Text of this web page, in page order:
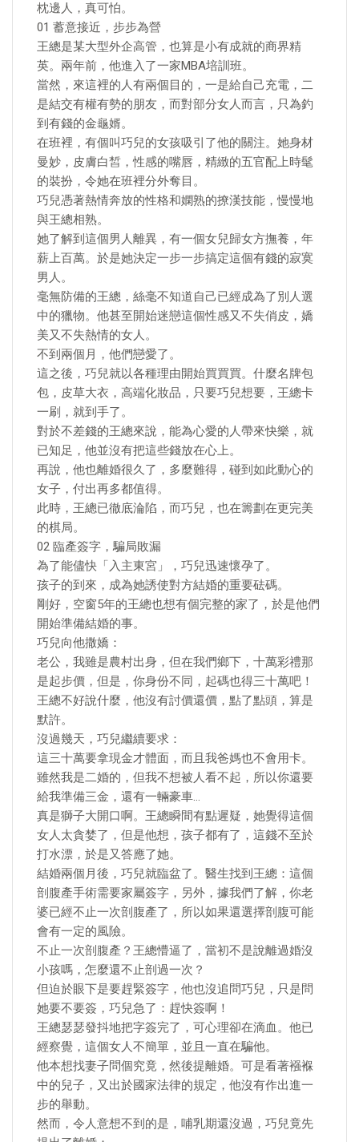
枕邊人，真可怕。
01 蓄意接近，步步為營
王總是某大型外企高管，也算是小有成就的商界精
英。兩年前，他進入了一家MBA培訓班。
當然，來這裡的人有兩個目的，一是給自己充電，二
是結交有權有勢的朋友，而對部分女人而言，只為釣
到有錢的金龜婿。
在班裡，有個叫巧兒的女孩吸引了他的關注。她身材
曼妙，皮膚白皙，性感的嘴唇，精緻的五官配上時髦
的裝扮，令她在班裡分外奪目。
巧兒憑著熱情奔放的性格和嫻熟的撩漢技能，慢慢地
與王總相熟。
她了解到這個男人離異，有一個女兒歸女方撫養，年
薪上百萬。於是她決定一步一步搞定這個有錢的寂寞
男人。
毫無防備的王總，絲毫不知道自己已經成為了別人選
中的獵物。他甚至開始迷戀這個性感又不失俏皮，嬌
美又不失熱情的女人。
不到兩個月，他們戀愛了。
這之後，巧兒就以各種理由開始買買買。什麼名牌包
包，皮草大衣，高端化妝品，只要巧兒想要，王總卡
一刷，就到手了。
對於不差錢的王總來說，能為心愛的人帶來快樂，就
已知足，他並沒有把這些錢放在心上。
再說，他也離婚很久了，多麼難得，碰到如此動心的
女子，付出再多都值得。
此時，王總已徹底淪陷，而巧兒，也在籌劃在更完美
的棋局。
02 臨產簽字，騙局敗漏
為了能儘快「入主東宮」，巧兒迅速懷孕了。
孩子的到來，成為她誘使對方結婚的重要砝碼。
剛好，空窗5年的王總也想有個完整的家了，於是他們
開始準備結婚的事。
巧兒向他撒嬌：
老公，我雖是農村出身，但在我們鄉下，十萬彩禮那
是起步價，但是，你身份不同，起碼也得三十萬吧！
王總不好說什麼，他沒有討價還價，點了點頭，算是
默許。
沒過幾天，巧兒繼續要求：
這三十萬要拿現金才體面，而且我爸媽也不會用卡。
雖然我是二婚的，但我不想被人看不起，所以你還要
給我準備三金，還有一輛豪車…
真是獅子大開口啊。王總瞬間有點遲疑，她覺得這個
女人太貪婪了，但是他想，孩子都有了，這錢不至於
打水漂，於是又答應了她。
結婚兩個月後，巧兒就臨盆了。醫生找到王總：這個
剖腹產手術需要家屬簽字，另外，據我們了解，你老
婆已經不止一次剖腹產了，所以如果還選擇剖腹可能
會有一定的風險。
不止一次剖腹產？王總懵逼了，當初不是說離過婚沒
小孩嗎，怎麼還不止剖過一次？
但迫於眼下是要趕緊簽字，他也沒追問巧兒，只是問
她要不要簽，巧兒急了：趕快簽啊！
王總瑟瑟發抖地把字簽完了，可心理卻在滴血。他已
經察覺，這個女人不簡單，並且一直在騙他。
他本想找妻子問個究竟，然後提離婚。可是看著襁褓
中的兒子，又出於國家法律的規定，他沒有作出進一
步的舉動。
然而，令人意想不到的是，哺乳期還沒過，巧兒竟先